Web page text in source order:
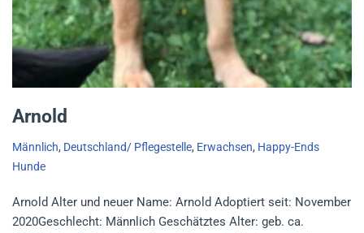
Arnold
Männlich, Deutschland/ Pflegestelle, Erwachsen, Happy-Ends
Hunde
Arnold Alter und neuer Name: Arnold Adoptiert seit: November
2020Geschlecht: Männlich Geschätztes Alter: geb. ca.